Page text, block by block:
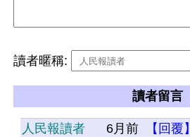
讀者暱稱:
讀者留言
人民報讀者 6月前
【回覆】